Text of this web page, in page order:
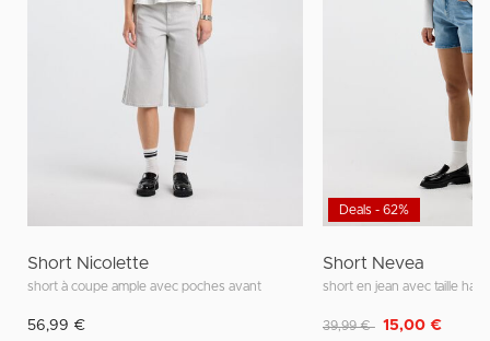
Short Nicolette
short à coupe ample avec poches avant
56,99 €
Deals - 62%
Short Nevea
short en jean avec taille
Remise de
39,99 € 15,00 €